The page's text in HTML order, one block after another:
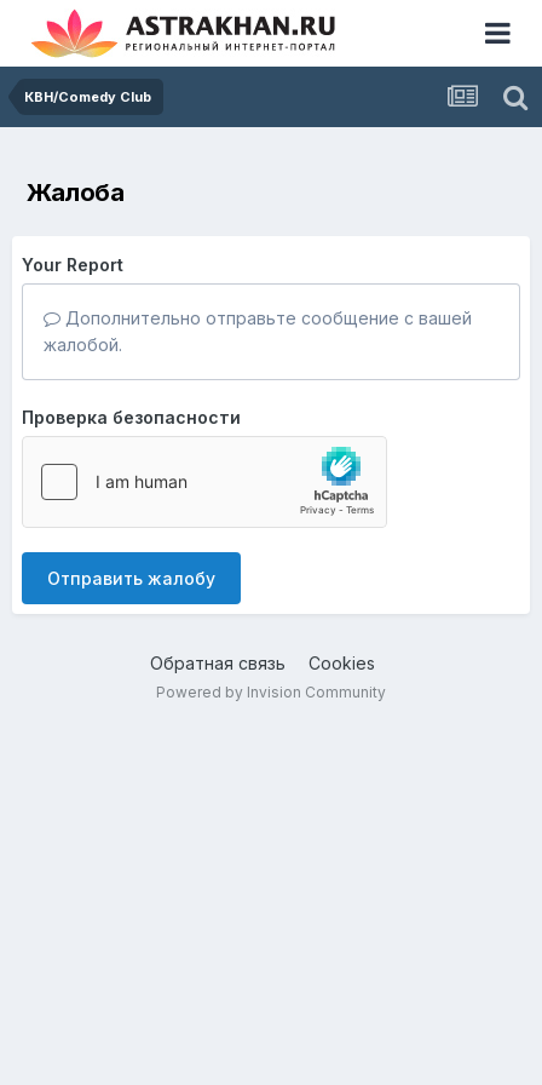
КВН/Comedy Club
Жалоба
Your Report
Дополнительно отправьте сообщение с вашей
жалобой.
Проверка безопасности
Отправить жалобу
Обратная связь Cookies
Powered by Invision Community